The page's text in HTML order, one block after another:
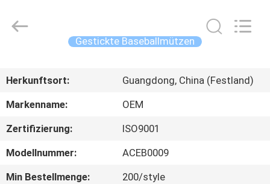
PRODUKTE
UNS
Ltd..
Gestickte Baseballmützen
Herkunftsort:
Guangdong, China (Festland)
Markenname:
OEM
Zertifizierung:
ISO9001
Modellnummer:
ACEB0009
Min Bestellmenge:
200/style